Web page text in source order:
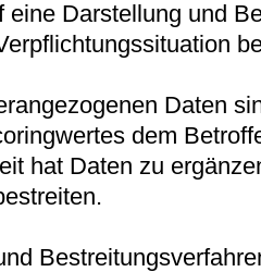
eine Darstellung und
Daten
dem
hat Daten zu